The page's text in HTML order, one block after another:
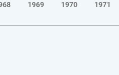
1969 1970 1971